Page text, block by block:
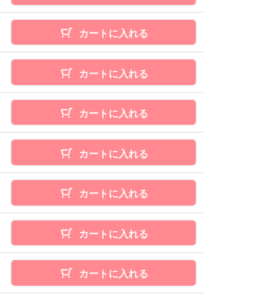
カートに入れる
カートに入れる
カートに入れる
カートに入れる
カートに入れる
カートに入れる
カートに入れる